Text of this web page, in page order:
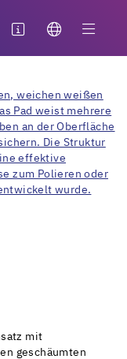
mit
geschäumten